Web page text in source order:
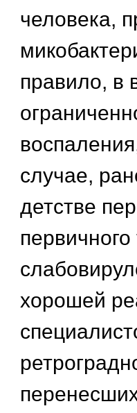
человека,
правило, в
случае,
детстве
хорошей